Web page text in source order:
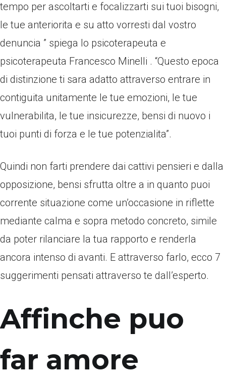
tempo per ascoltarti e focalizzarti sui tuoi bisogni,
le tue anteriorita e su atto vorresti dal vostro
denuncia ” spiega lo psicoterapeuta e
psicoterapeuta Francesco Minelli . “Questo epoca
di distinzione ti sara adatto attraverso entrare in
contiguita unitamente le tue emozioni, le tue
vulnerabilita, le tue insicurezze, bensi di nuovo i
tuoi punti di forza e le tue potenzialita”.
Quindi non farti prendere dai cattivi pensieri e dalla
opposizione, bensi sfrutta oltre a in quanto puoi
corrente situazione come un’occasione in riflette
mediante calma e sopra metodo concreto, simile
da poter rilanciare la tua rapporto e renderla
ancora intenso di avanti. E attraverso farlo, ecco 7
suggerimenti pensati attraverso te dall’esperto.
Affinche puo
far amore